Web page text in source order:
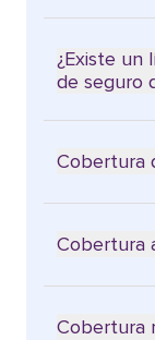
¿Existe un
de seguro
Cobertura
Cobertura
Cobertura